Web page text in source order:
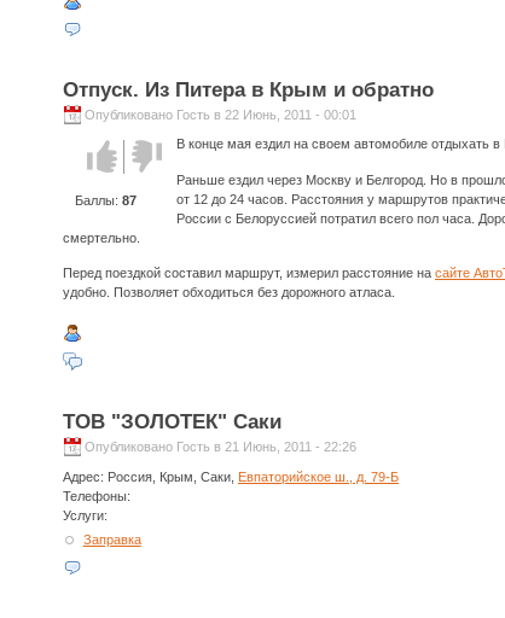
Отпуск. Из Питера в Крым и обратно
Опубликовано Гость в 22 Июнь, 2011 - 00:01
Голос за!Голос
против!
Баллы: 87
В конце мая ездил на своем автомобиле отдыхать
Раньше ездил через Москву и Белгород. Но в
от 12 до 24 часов. Расстояния у маршрутов
России с Белоруссией потратил всего пол часа.
смертельно.
Перед поездкой составил маршрут, измерил расстояние на сайте
удобно. Позволяет обходиться без дорожного атласа.
ТОВ "ЗОЛОТЕК" Саки
Опубликовано Гость в 21 Июнь, 2011 - 22:26
Адрес: Россия, Крым, Саки, Евпаторийское ш., д. 79-Б
Телефоны:
Услуги:
Заправка